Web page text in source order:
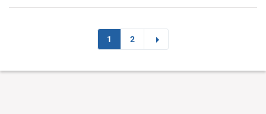
Recomenda a diretoria
1 2